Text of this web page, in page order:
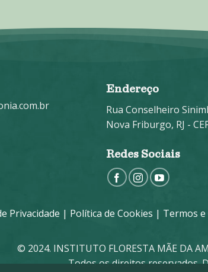
Endereço
Rua Conselheiro
Nova Friburgo, RJ -
Redes Sociais
Privacidade | Política de Cookies | Termos e
© 2024. INSTITUTO FLORESTA MÃE DA
Todos os direitos reservados.